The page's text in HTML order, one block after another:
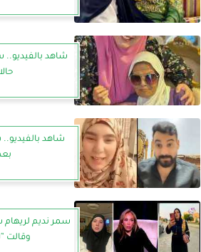
شاهد بالفيديو..
شاهد
سمر نديم لريهام
وقالت